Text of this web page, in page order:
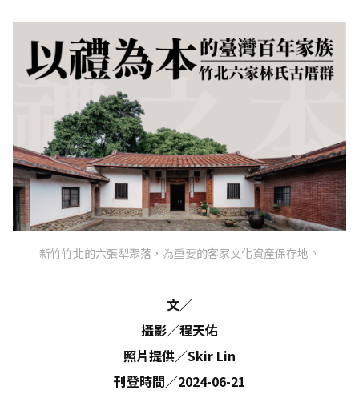
新竹竹北的六張犁聚落，為重要的客家文化資產保存地。
文／
攝影／程天佑
照片提供／Skir Lin
刊登時間／2024-06-21